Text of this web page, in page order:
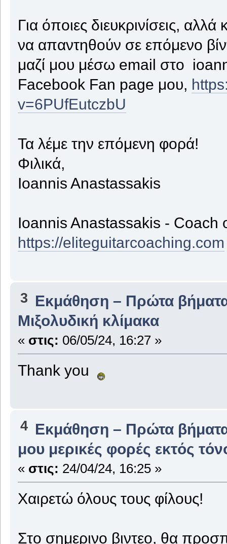
Για όποιες διευκρινίσεις, αλλά
να απαντηθούν σε επόμενο
μαζί μου μέσω email στο
Facebook Fan page μου,
v=6PUfEutczbU
Τα λέμε την επόμενη φορά!
Φιλικά,
Ioannis Anastassakis
Ioannis Anastassakis - Coach
https://eliteguitarcoaching.com
3 Εκμάθηση – Πρώτα
Μιξολυδική κλίμακα
« στις: 06/05/24, 16:27 »
Thank you
4 Εκμάθηση – Πρώτα
μου μερικές φορές εκτός
« στις: 24/04/24, 16:25 »
Χαιρετώ όλους τους φίλους!
Στο σημερινο βιντεο, θα